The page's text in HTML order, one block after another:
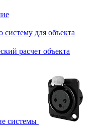
систему для объекта
расчет объекта
системы